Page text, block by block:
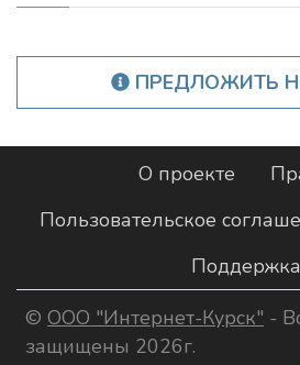
ПРЕДЛОЖИТЬ
О проекте
Пользовательское
Поддержка
© ООО "Интернет-Курск" -
защищены 2026г.